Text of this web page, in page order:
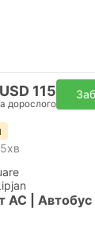
USD 115
дорослого
АС | Автобус